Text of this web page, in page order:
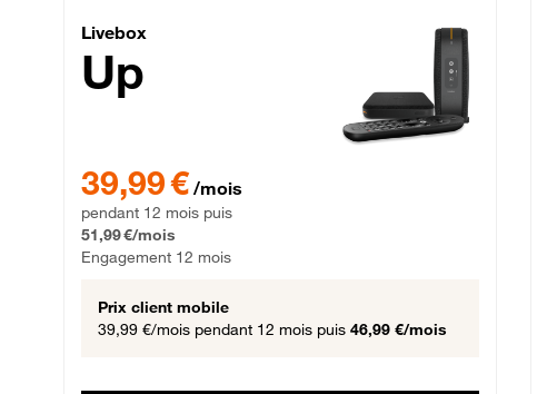
Livebox Up Fibre
Livebox
Up
39,99 € /mois
pendant 12 mois puis
51,99 €/mois
Engagement 12 mois
Prix client mobile
39,99 €/mois pendant 12 mois puis 46,99 €/mois